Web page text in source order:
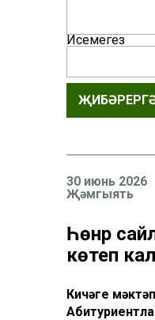
Исемегез
30 июнь 2026
Җәмгыять
Һөнәр
көтеп
Кичәге